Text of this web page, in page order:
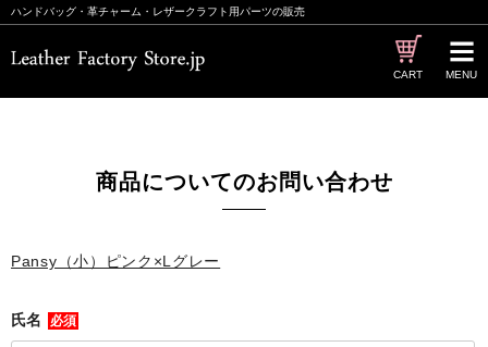
ハンドバッグ・革チャーム・レザークラフト用パーツの販売
MENU
CART
商品についてのお問い合わせ
Pansy（小）ピンク×Lグレー
氏名 必須